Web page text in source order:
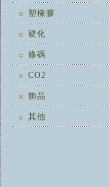
塑橡膠
硬化
條碼
CO2
飾品
其他